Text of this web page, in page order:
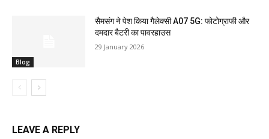
Blog
सैमसंग ने पेश किया गैलेक्सी A07 5G: फोटोग्राफी और
दमदार बैटरी का पावरहाउस
29 January 2026
LEAVE A REPLY